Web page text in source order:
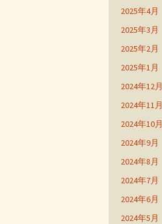
2025年4月
2025年3月
2025年2月
2025年1月
2024年12月
2024年11月
2024年10月
2024年9月
2024年8月
2024年7月
2024年6月
2024年5月